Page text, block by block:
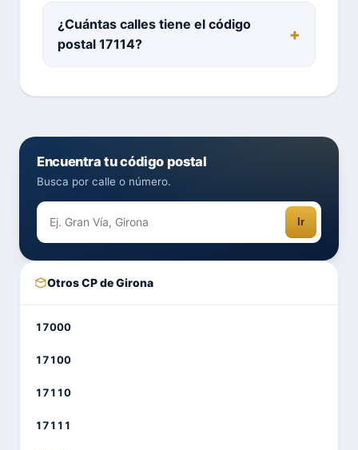
¿Cuántas calles tiene el código
postal 17114?
Encuentra tu código postal
Busca por calle o número.
Ir
Otros CP de Girona
17000
17100
17110
17111